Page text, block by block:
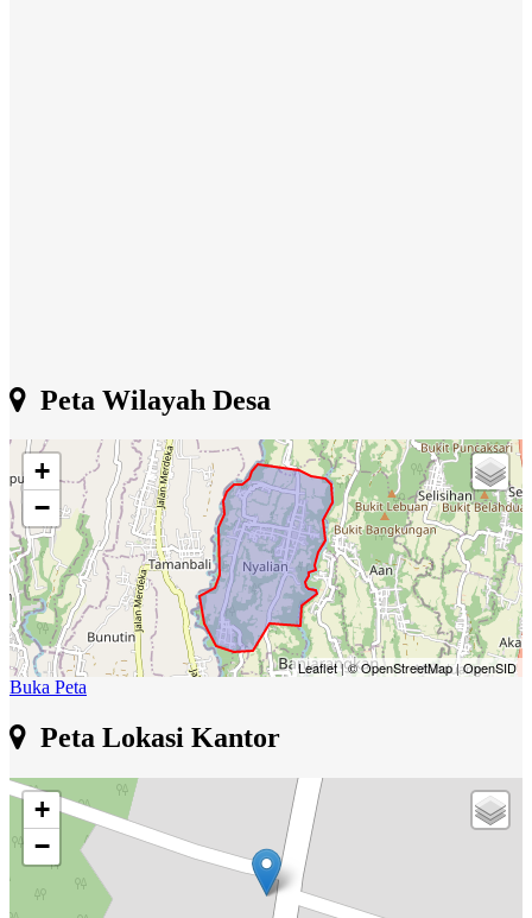
Peta Wilayah Desa
+
−
Leaflet|© OpenStreetMap|OpenSID
Buka Peta
Peta Lokasi Kantor
+
−